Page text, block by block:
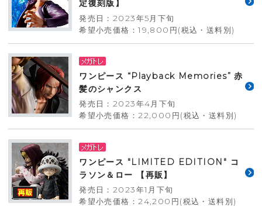
定復刻版】
発売日：2023年5月下旬
希望小売価格：19,800円(税込・送料別)
ワンピース “Playback Memories” 赤
髪のシャンクス
発売日：2023年4月下旬
希望小売価格：22,000円(税込・送料別)
ワンピース "LIMITED EDITION" コ
ラソン＆ロー 【再販】
発売日：2023年1月下旬
希望小売価格：24,200円(税込・送料別)